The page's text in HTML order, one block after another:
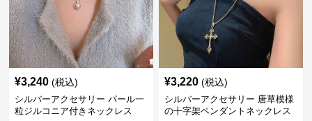
¥3,240 (税込)
シルバーアクセサリー パール一
粒ジルコニア付きネックレス
¥3,220 (税込)
シルバーアクセサリー 唐草模様
の十字架ペンダントネックレス